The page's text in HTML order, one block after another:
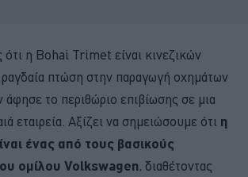
ότι η Bohai Trimet είναι κινεζικών
πτώση στην παραγωγή οχημάτων
άφησε το περιθώριο επιβίωσης σε μια
εταιρεία. Αξίζει να σημειώσουμε ότι η
ένας από τους βασικούς
ομίλου Volkswagen, διαθέτοντας